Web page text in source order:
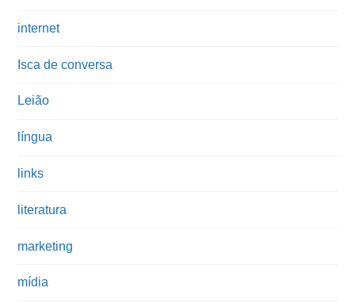
internet
Isca de conversa
Leião
língua
links
literatura
marketing
mídia